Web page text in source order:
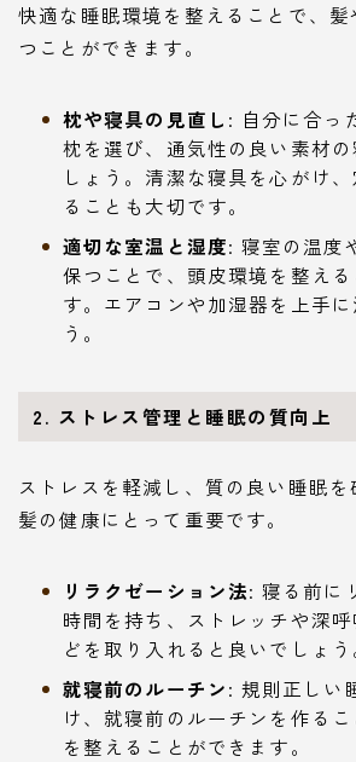
快適な睡眠環境を整えることで、
つことができます。
枕や寝具の見直し : 自分に合っ
枕を選び、通気性の良い素材
しょう。清潔な寝具を心がけ
ることも大切です。
適切な室温と湿度: 寝室の温度
保つことで、頭皮環境を整える
す。エアコンや加湿器を上手に
う。
2. ストレス管理と睡眠の質向上
ストレスを軽減し、質の良い睡眠を
髪の健康にとって重要です。
リラクゼーション法: 寝る前に
時間を持ち、ストレッチや深
どを取り入れると良いでしょう
就寝前のルーチン: 規則正しい
け、就寝前のルーチンを作る
を整えることができます。